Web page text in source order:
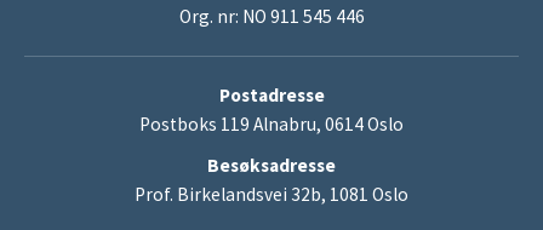
Org. nr: NO 911 545 446
Postadresse
Postboks 119 Alnabru, 0614 Oslo
Besøksadresse
Prof. Birkelandsvei 32b, 1081 Oslo